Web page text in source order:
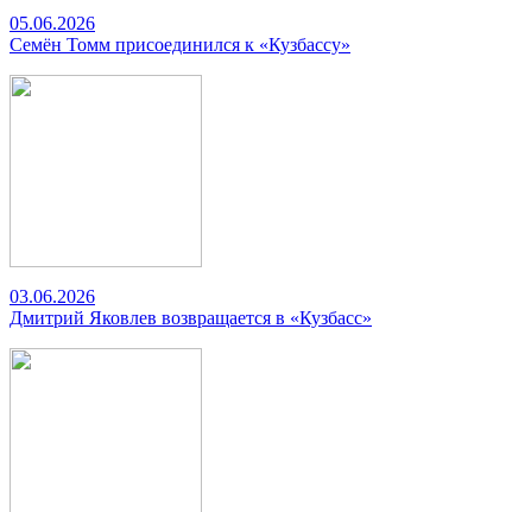
05.06.2026
Семён Томм присоединился к «Кузбассу»
03.06.2026
Дмитрий Яковлев возвращается в «Кузбасс»